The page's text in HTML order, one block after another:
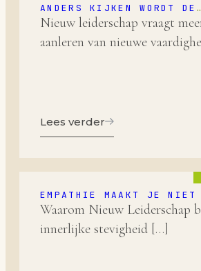
ANDERS KIJKEN WORDT DE
BELANGRIJKSTE
NIEUW LEIDERSCHAP
Nieuw leiderschap vraagt
aanleren van nieuwe
Lees verder
EMPATHIE MAAKT JE NIET
SYMPATHIE WEL.
Waarom Nieuw Leiderschap
innerlijke stevigheid […]